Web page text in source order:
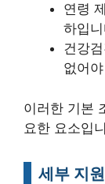
연령
하입
건강
없어
이러한 기본
요한 요소입
세부 지